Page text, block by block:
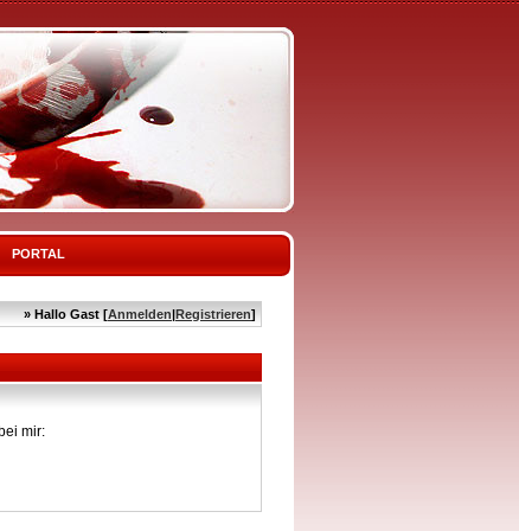
PORTAL
» Hallo Gast [Anmelden|Registrieren]
mir: